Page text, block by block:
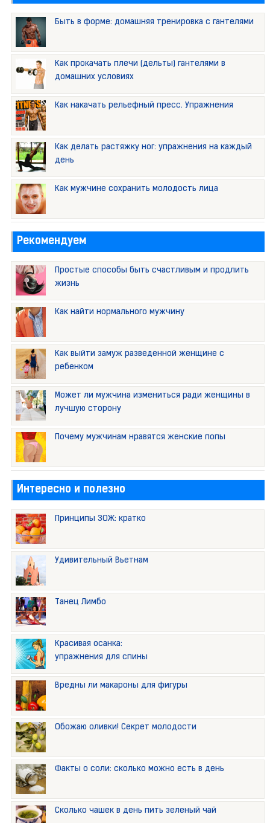
Быть в форме: домашняя тренировка с гантелями
Как прокачать плечи (дельты) гантелями в
домашних условиях
Как накачать рельефный пресс. Упражнения
Как делать растяжку ног: упражнения на каждый
день
Как мужчине сохранить молодость лица
Рекомендуем
Простые способы быть счастливым и продлить
жизнь
Как найти нормального мужчину
Как выйти замуж разведенной женщине с
ребенком
Может ли мужчина измениться ради женщины в
лучшую сторону
Почему мужчинам нравятся женские попы
Интересно и полезно
Принципы ЗОЖ: кратко
Удивительный Вьетнам
Танец Лимбо
Красивая осанка:
упражнения для спины
Вредны ли макароны для фигуры
Обожаю оливки! Секрет молодости
Факты о соли: сколько можно есть в день
Сколько чашек в день пить зеленый чай